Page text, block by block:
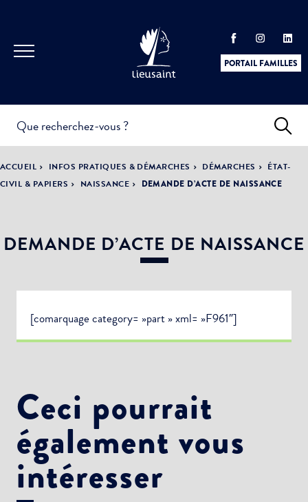
PORTAIL FAMILLES
PRATIQUES &
DÉMARCHES
ACTUALITÉS &
ÉVÈNEMENTS
LA VILLE
DÉMOCRATIE
PARTICIPATIVE
ACCUEIL INFOS PRATIQUES & DÉMARCHES DÉMARCHES
ÉTAT-
CIVIL & PAPIERS
NAISSANCE DEMANDE D’ACTE DE NAISSANCE
DEMANDE D’ACTE DE NAISSANCE
[comarquage category= »part » xml= »F961″]
Ceci pourrait
également vous
intéresser